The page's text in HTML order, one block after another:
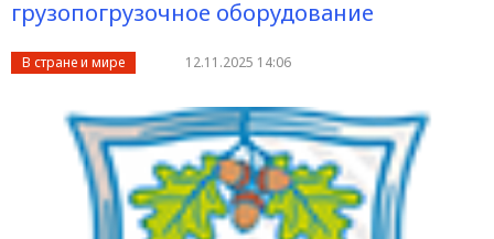
грузопогрузочное оборудование
В стране и мире 12.11.2025 14:06